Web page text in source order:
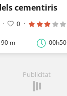
cementiris
· 0 ·
90 m 00h50
Publicitat